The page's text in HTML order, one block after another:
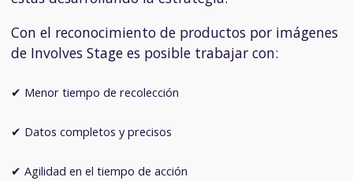
Con el reconocimiento de productos por imágenes
de Involves Stage es posible trabajar con:
✔ Menor tiempo de recolección
✔ Datos completos y precisos
✔ Agilidad en el tiempo de acción